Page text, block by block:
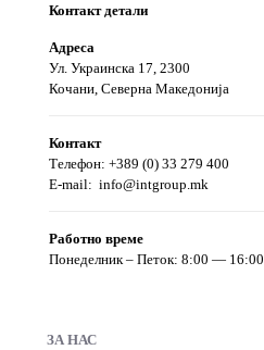
Контакт детали
Aдреса
Ул. Украинска 17, 2300
Кочани, Северна Македонија
Контакт
Телефон: +389 (0) 33 279 400
E-mail: info@intgroup.mk
Работно време
Понеделник – Петок: 8:00 — 16:00
ЗА НАС